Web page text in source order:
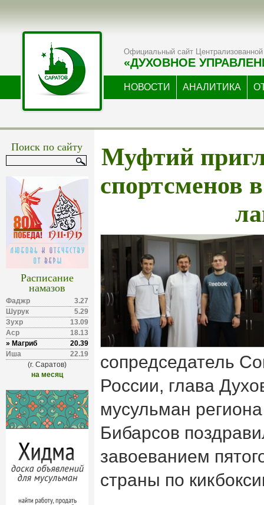
Официальный сайт Централизованной
«ДУХОВНОЕ
НОВОСТИ АНАЛИТИКА
Поиск по сайту
Расписание
намазов
Фаджр
3.27
Шурук
5.29
Зухр
13.09
Аср
18.13
» Магриб
20.39
Иша
22.19
(г. Саратов)
на месяц
Муфтий
спортсменов
сопредседатель
России, глава
мусульман
Бибарсов
завоеванием
страны по